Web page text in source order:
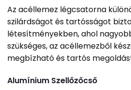
Az acéllemez légcsatorna
szilárdságot és tartósságot
létesítményekben, ahol
szükséges, az acéllemezből
megbízható és tartós
Alumínium Szellőzőcső